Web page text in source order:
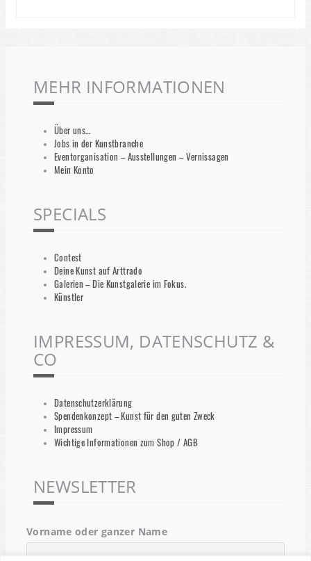
MEHR INFORMATIONEN
Über uns…
Jobs in der Kunstbranche
Eventorganisation – Ausstellungen – Vernissagen
Mein Konto
SPECIALS
Contest
Deine Kunst auf Arttrado
Galerien – Die Kunstgalerie im Fokus.
Künstler
IMPRESSUM, DATENSCHUTZ &
CO
Datenschutzerklärung
Spendenkonzept – Kunst für den guten Zweck
Impressum
Wichtige Informationen zum Shop / AGB
NEWSLETTER
Vorname oder ganzer Name